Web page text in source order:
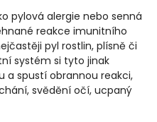
pylová alergie nebo senná
reakce imunitního
pyl rostlin, plísně či
systém si tyto jinak
a spustí obrannou reakci,
svědění očí, ucpaný